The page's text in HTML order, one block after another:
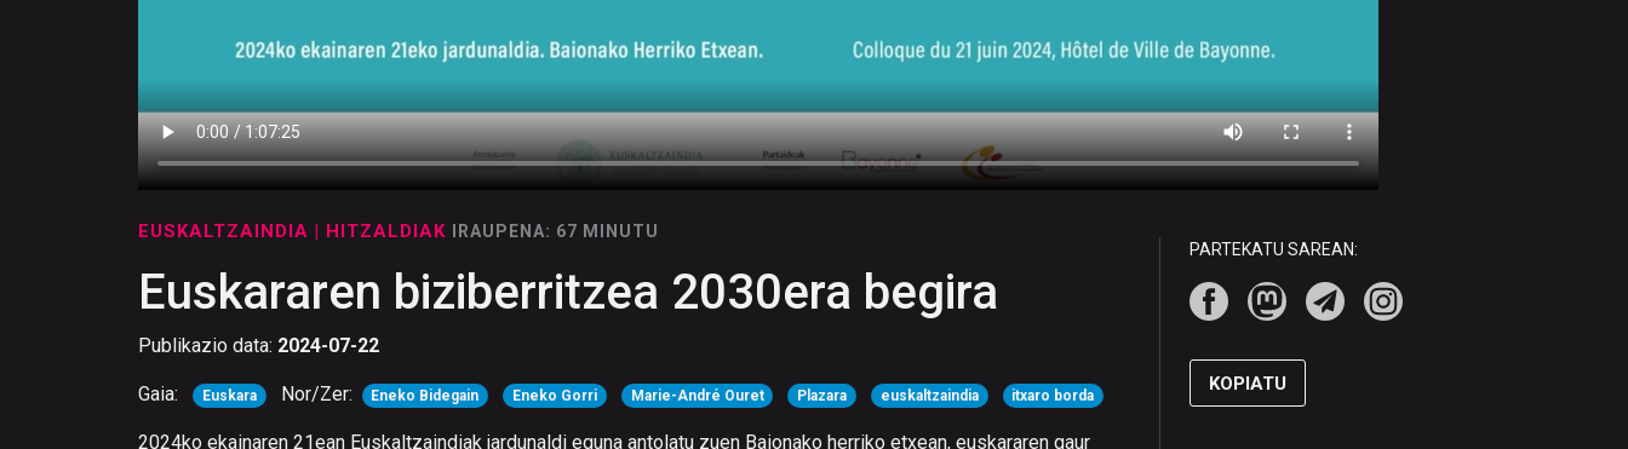
EUSKALTZAINDIA | HITZALDIAK IRAUPENA: 67 MINUTU
Euskararen biziberritzea 2030era begira
Publikazio data: 2024-07-22
Gaia: Euskara Nor/Zer: Eneko Bidegain Eneko Gorri Marie-André Ouret Plazara euskaltzaindia itxaro borda
2024ko ekainaren 21ean Euskaltzaindiak jardunaldi eguna antolatu zuen Baionako herriko etxean, euskararen gaur
PARTEKATU SAREAN:
KOPIATU